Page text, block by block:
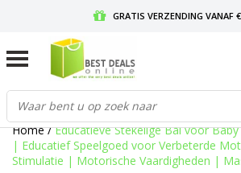
GRATIS VERZENDING VANAF
GRATIS RETOURNEREN EN 30 DAGEN
Home/Educatieve Stekelige Bal voor
| Educatief Speelgoed voor Verbeterde
Stimulatie | Motorische Vaardigheden |